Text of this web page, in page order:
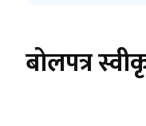
बोलपत्र